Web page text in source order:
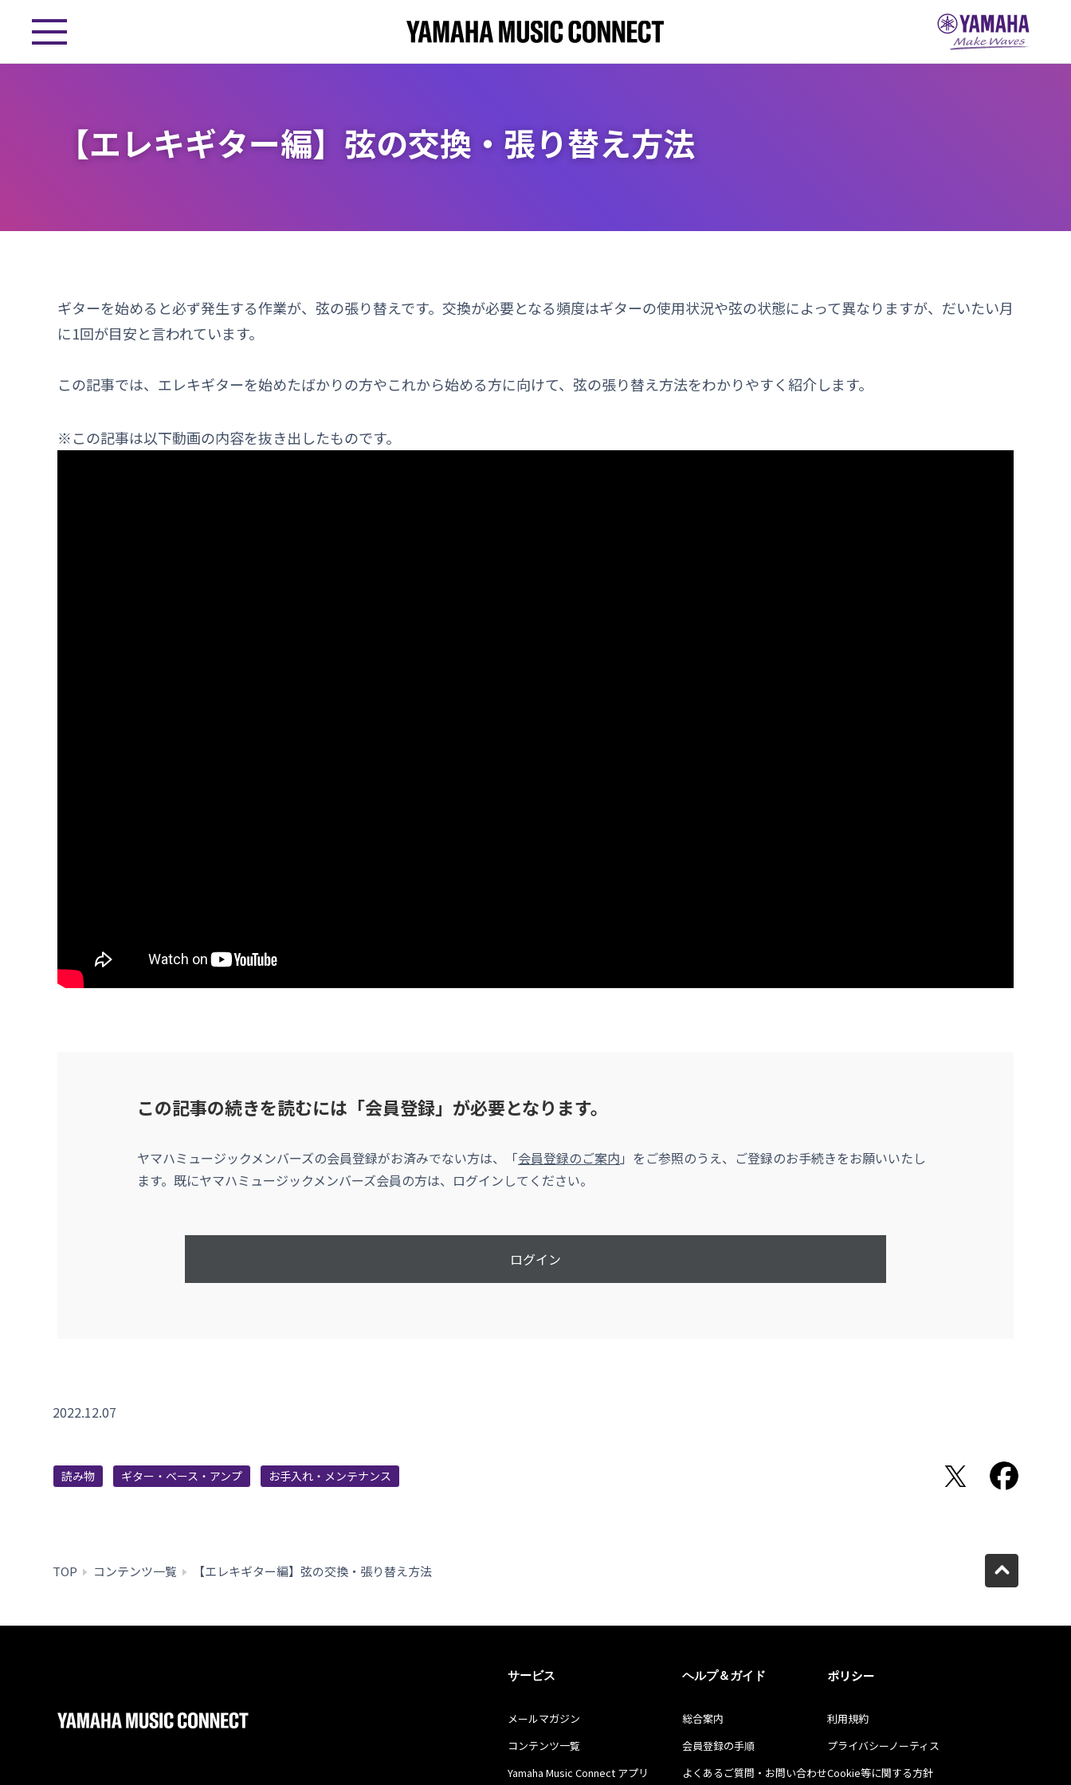
【エレキギター編】弦の交換・張り替え方法
ギターを始めると必ず発生する作業が、弦の張り替えです。交換が必要となる頻度はギターの使用状況や弦の状態によって異なりますが、だいたい月
に1回が目安と言われています。
この記事では、エレキギターを始めたばかりの方やこれから始める方に向けて、弦の張り替え方法をわかりやすく紹介します。
※この記事は以下動画の内容を抜き出したものです。
この記事の続きを読むには「会員登録」が必要となります。
ヤマハミュージックメンバーズの会員登録がお済みでない方は、「会員登録のご案内 」をご参照のうえ、ご登録のお手続きをお願いいたし
ます。既にヤマハミュージックメンバーズ会員の方は、ログインしてください。
ログイン
2022.12.07
読み物 ギター・ベース・アンプ お手入れ・メンテナンス Twitterでシェア
TOP コンテンツ一覧 【エレキギター編】弦の交換・張り替え方法
サービス
メールマガジン
コンテンツ一覧
Yamaha Music Connect アプリ
ヘルプ＆ガイド
総合案内
会員登録の手順
よくあるご質問・お問い合わせ
ポリシー
利用規約
プライバシーノーティス
Cookie等に関する方針